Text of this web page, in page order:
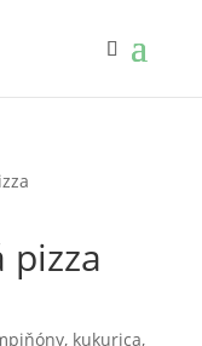
pizza
kukurica,